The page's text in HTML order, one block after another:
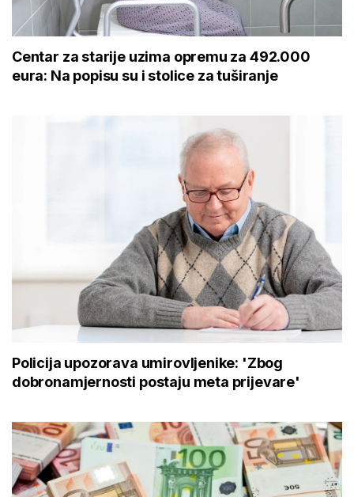
Centar za starije uzima opremu za 492.000
eura: Na popisu su i stolice za tuširanje
Policija upozorava umirovljenike: 'Zbog
dobronamjernosti postaju meta prijevare'